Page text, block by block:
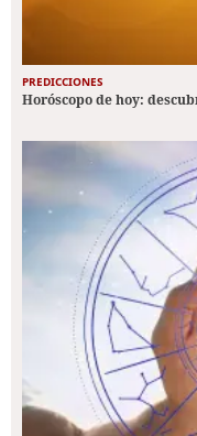
PREDICCIONES
Horóscopo de hoy: